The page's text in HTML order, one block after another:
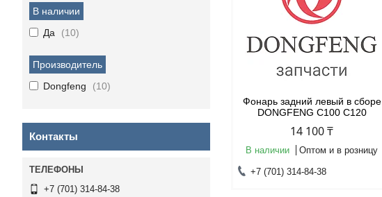
Фонарь задний левый в сборе
DONGFENG C100 C120
14 100 ₸
В наличии Оптом и в розницу
+7 (701) 314-84-38
В наличии
Да
10
Производитель
Dongfeng
10
Контакты
+7 (701) 314-84-38